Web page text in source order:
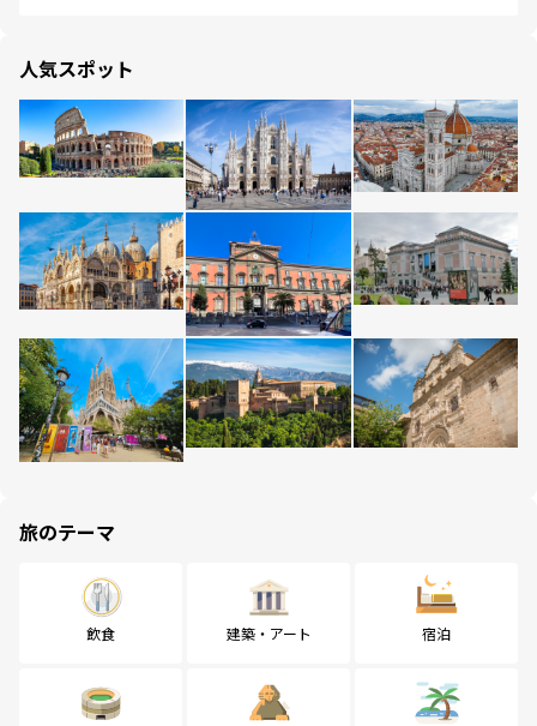
人気スポット
旅のテーマ
飲食 建築・アート 宿泊